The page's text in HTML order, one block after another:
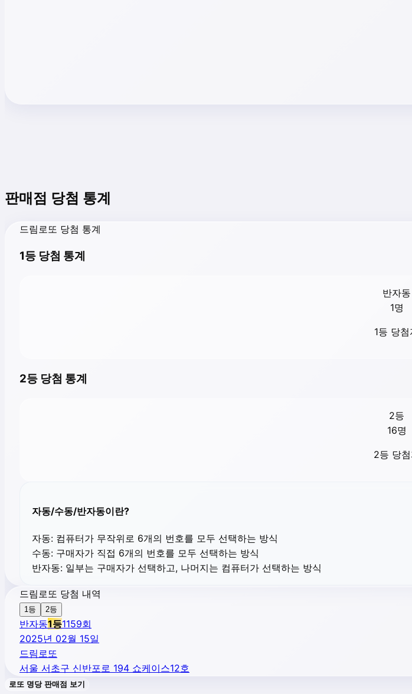
판매점 당첨 통계
드림로또 당첨 통계
1등 당첨 통계
반자동
1명
1등 당첨
2등 당첨 통계
2등
16명
2등 당
자동/수동/반자동이란?
자동: 컴퓨터가 무작위로 6개의 번호를 모두 선택하는 방식
수동: 구매자가 직접 6개의 번호를 모두 선택하는 방식
반자동: 일부는 구매자가 선택하고, 나머지는 컴퓨터가 선택하는 방식
드림로또 당첨 내역
1등 2등
반자동1등1159회
2025년 02월 15일
드림로또
서울 서초구 신반포로 194 쇼케이스12호
로또 명당 판매점 보기